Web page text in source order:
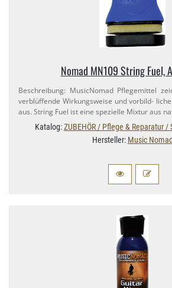
Nomad MN109 String Fuel,
Beschreibung: MusicNomad Pflegemittel
verblüffende Wirkungsweise und vorbild-
aus. String Fuel ist eine spezielle Mixtur aus
Katalog:ZUBEHÖR / Pflege & Reparatur
Hersteller: Music Nomad